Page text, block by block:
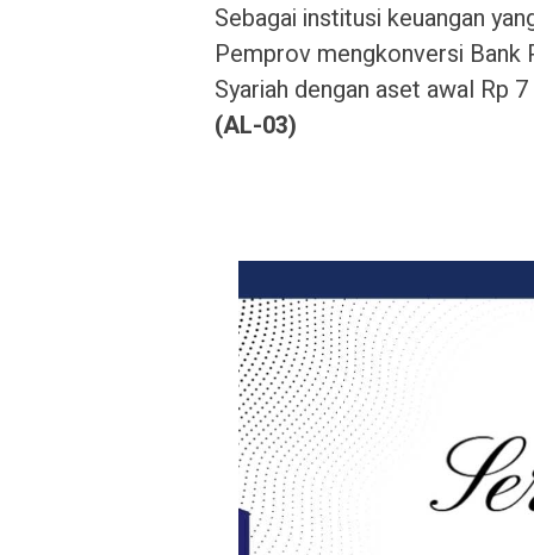
Sebagai institusi keuangan
Pemprov mengkonversi Bank
Syariah dengan aset awal Rp
(AL-03)